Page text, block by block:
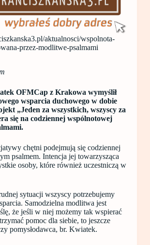
aktualnosci/wspolnota-
przez-modlitwe-psalmami
OFMCap z Krakowa wymyślił
wsparcia duchowego w dobie
„Jeden za wszystkich, wszyscy za
się na codziennej wspólnotowej
chętni podejmują się codziennej
psalmem. Intencja jej towarzysząca
osoby, które również uczestniczą w
sytuacji wszyscy potrzebujemy
Samodzielna modlitwa jest
że jeśli w niej możemy tak wspierać
pomoc dla siebie, to jeszcze
pomysłodawca, br. Kwiatek.